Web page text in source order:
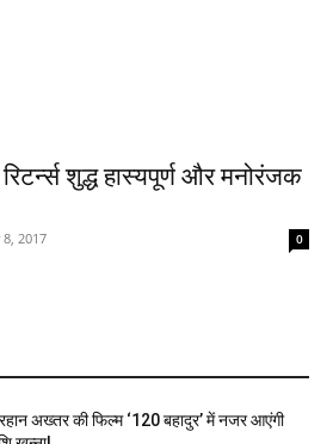
शुद्ध हास्यपूर्ण और मनोरंजक
2017 0
अख्तर की फिल्म ‘120 बहादुर’ में नजर आएंगी